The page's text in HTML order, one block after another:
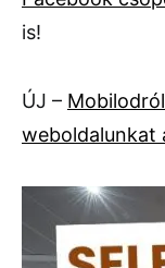
is!
ÚJ –
weboldalunkat